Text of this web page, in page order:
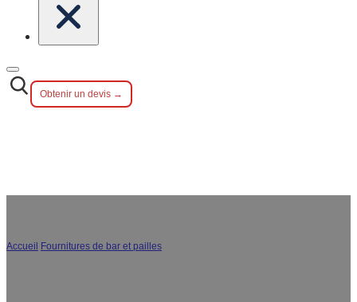
Obtenir un devis →
Accueil Fournitures de bar et pailles